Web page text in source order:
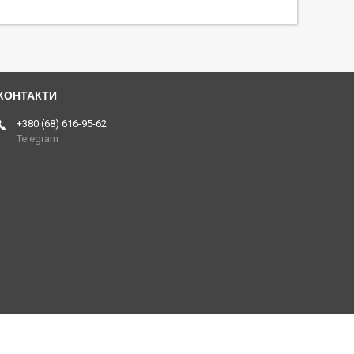
+380 (68) 616-95-62
Telegram